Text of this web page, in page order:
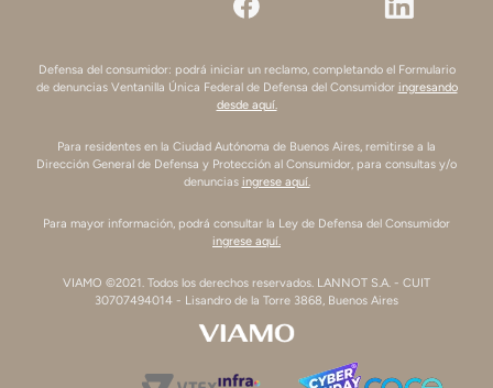
Defensa del consumidor: podrá iniciar un reclamo, completando el Formulario
de denuncias Ventanilla Única Federal de Defensa del Consumidor ingresando
desde aquí.
Para residentes en la Ciudad Autónoma de Buenos Aires, remitirse a la
Dirección General de Defensa y Protección al Consumidor, para consultas y/o
denuncias ingrese aquí.
Para mayor información, podrá consultar la Ley de Defensa del Consumidor
ingrese aquí.
VIAMO ©2021. Todos los derechos reservados. LANNOT S.A. - CUIT
30707494014 - Lisandro de la Torre 3868, Buenos Aires